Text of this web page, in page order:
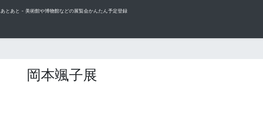
あとあと - 美術館や博物館などの展覧会かんたん予定登録
岡本颯子展